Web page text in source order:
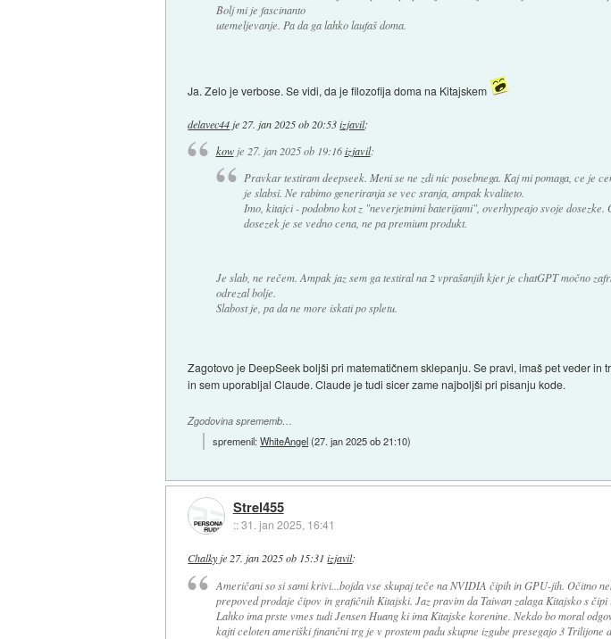
Bolj mi je fascinanto
utemeljevanje. Pa da ga lahko laufaš doma.
Ja. Zelo je verbose. Se vidi, da je filozofija doma na Kitajskem
delavec44 je 27. jan 2025 ob 20:53 izjavil:
kowje 27. jan 2025 ob 19:16 izjavil:
Pravkar testiram deepseek. Meni se ne zdi nic posebnega. Kaj mi pomaga, ce je
je slabsi. Ne rabimo generiranja se vec sranja, ampak kvaliteto.
Imo, kitajci - podobno kot z "neverjetnimi baterijami", overhypeajo svoje dosezke.
dosezek je se vedno cena, ne pa premium produkt.
Je slab, ne rečem. Ampak jaz sem ga testiral na 2 vprašanjih kjer je chatGPT močno
odrezal bolje.
Slabost je, pa da ne more iskati po spletu.
Zagotovo je DeepSeek boljši pri matematičnem sklepanju. Se pravi, imaš pet veder
in sem uporabljal Claude. Claude je tudi sicer zame najboljši pri pisanju kode.
Zgodovina sprememb…
spremenil:WhiteAngel(27. jan 2025 ob 21:10)
Strel455
::31. jan 2025, 16:41
Chalkyje27. jan 2025 ob 15:31 izjavil:
Američani so si sami krivi...bojda vse skupaj teče na NVIDIA čipih in GPU-jih. Očitno
prepoved prodaje čipov in grafičnih Kitajski. Jaz pravim da Taiwan zalaga Kitajsko s čipi
Lahko ima prste vmes tudi Jensen Huang ki ima Kitajske korenine. Nekdo bo moral
kajti celoten ameriški finančni trg je v prostem padu skupne izgube presegajo 3 Trilijone